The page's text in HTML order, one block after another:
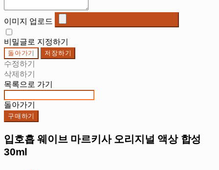
이미지 업로드
비밀글로 지정하기
돌아가기 저장하기
수정하기
삭제하기
목록으로 가기
돌아가기
구매하기
입호흡 웨이브 마르키사 오리지널 액상 합성
30ml